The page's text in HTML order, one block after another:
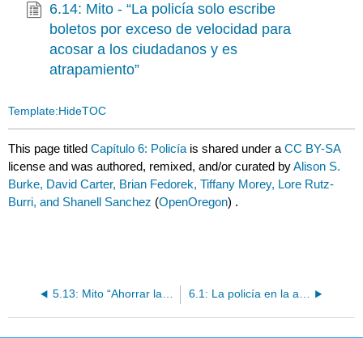
6.14: Mito - “La policía solo escribe
boletos por exceso de velocidad para
acosar a los ciudadanos y es
atrapamiento”
Template:HideTOC
This page titledCapítulo 6: Policía is shared under aCC BY-SA
license and was authored, remixed, and/or curated byAlison S.
Burke, David Carter, Brian Fedorek, Tiffany Morey, Lore Rutz-
Burri, and Shanell Sanchez (OpenOregon) .